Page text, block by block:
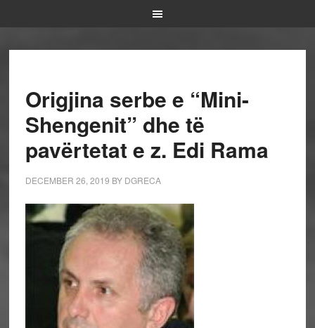
Origjina serbe e “Mini-
Shengenit” dhe të
pavërtetat e z. Edi Rama
DECEMBER 26, 2019 BY DGRECA